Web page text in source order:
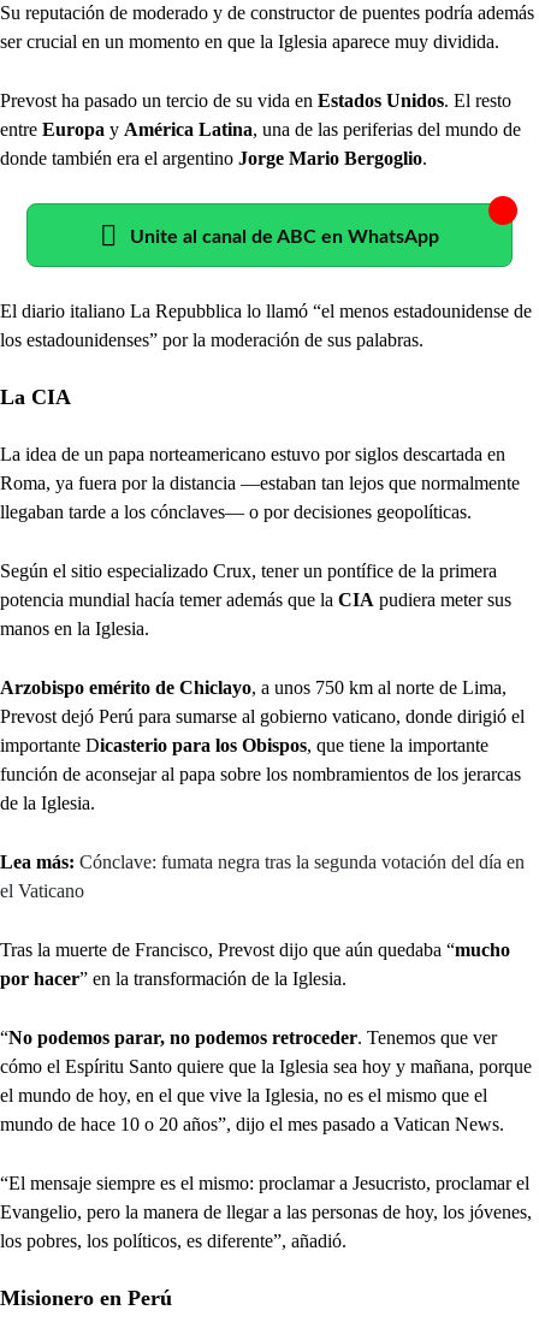
Su reputación de moderado y de constructor de puentes podría además
ser crucial en un momento en que la Iglesia aparece muy dividida.
Prevost ha pasado un tercio de su vida en Estados Unidos. El resto
entre Europa y América Latina, una de las periferias del mundo de
donde también era el argentino Jorge Mario Bergoglio.
Unite al canal de ABC en WhatsApp
El diario italiano La Repubblica lo llamó “el menos estadounidense de
los estadounidenses” por la moderación de sus palabras.
La CIA
La idea de un papa norteamericano estuvo por siglos descartada en
Roma, ya fuera por la distancia —estaban tan lejos que normalmente
llegaban tarde a los cónclaves— o por decisiones geopolíticas.
Según el sitio especializado Crux, tener un pontífice de la primera
potencia mundial hacía temer además que la CIA pudiera meter sus
manos en la Iglesia.
Arzobispo emérito de Chiclayo, a unos 750 km al norte de Lima,
Prevost dejó Perú para sumarse al gobierno vaticano, donde dirigió el
importante Dicasterio para los Obispos, que tiene la importante
función de aconsejar al papa sobre los nombramientos de los jerarcas
de la Iglesia.
Lea más: Cónclave: fumata negra tras la segunda votación del día en
el Vaticano
Tras la muerte de Francisco, Prevost dijo que aún quedaba “mucho
por hacer” en la transformación de la Iglesia.
“No podemos parar, no podemos retroceder. Tenemos que ver
cómo el Espíritu Santo quiere que la Iglesia sea hoy y mañana, porque
el mundo de hoy, en el que vive la Iglesia, no es el mismo que el
mundo de hace 10 o 20 años”, dijo el mes pasado a Vatican News.
“El mensaje siempre es el mismo: proclamar a Jesucristo, proclamar el
Evangelio, pero la manera de llegar a las personas de hoy, los jóvenes,
los pobres, los políticos, es diferente”, añadió.
Misionero en Perú